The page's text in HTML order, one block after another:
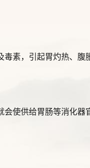
素，引起胃灼热、腹
使供给胃肠等消化器